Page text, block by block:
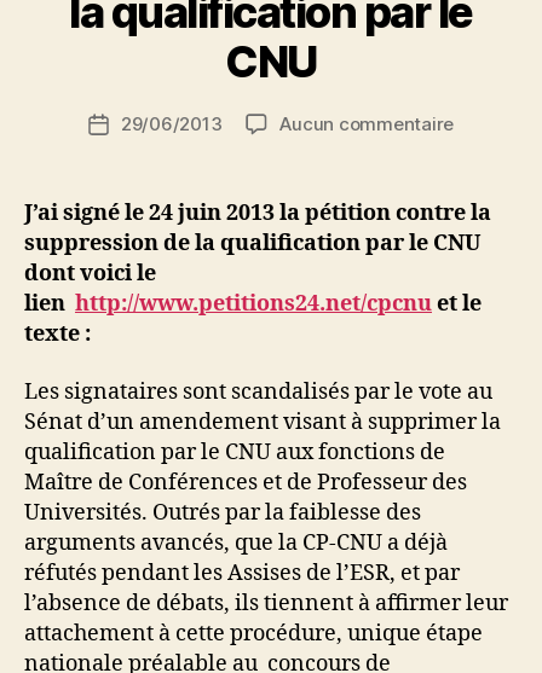
la qualification par le
CNU
d
b
i
M
o
u
s
Date29/06/2013 Aucun commentairesur
la
de
CNU
J’ai signé le 24 juin 2013 la pétition contre la
suppression de la qualification par le CNU
dont voici le
lien http://www.petitions24.net/cpcnuet le
texte :
Les signataires sont scandalisés par le vote au
Sénat d’un amendement visant à supprimer la
qualification par le CNU aux fonctions de
Maître de Conférences et de Professeur des
Universités. Outrés par la faiblesse des
arguments avancés, que la CP-CNU a déjà
réfutés pendant les Assises de l’ESR, et par
l’absence de débats, ils tiennent à affirmer leur
attachement à cette procédure, unique étape
nationale préalable au concours de